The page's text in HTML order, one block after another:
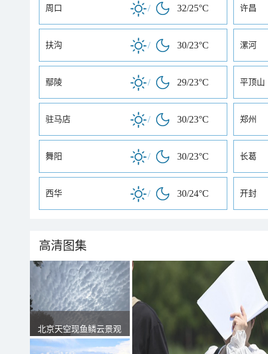
周口 / 32/25°C 许昌
扶沟 / 30/23°C 漯河
鄢陵 / 29/23°C 平顶山
驻马店 / 30/23°C 郑州
舞阳 / 30/23°C 长葛
西华 / 30/24°C 开封
高清图集
北京天空现鱼鳞云景观